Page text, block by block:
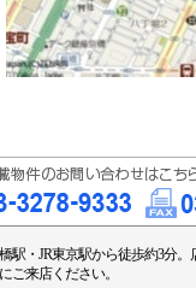
駅・JR東京駅から徒歩約3分。
ご来店ください。